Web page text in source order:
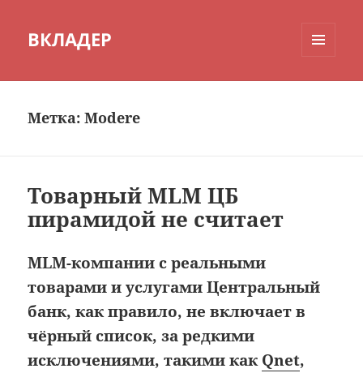
ВКЛАДЕР
Метка:Modere
Товарный MLM ЦБ
пирамидой не считает
MLM-компании с реальными
товарами и услугами Центральный
банк, как правило, не включает в
чёрный список, за редкими
исключениями, такими какQnet,